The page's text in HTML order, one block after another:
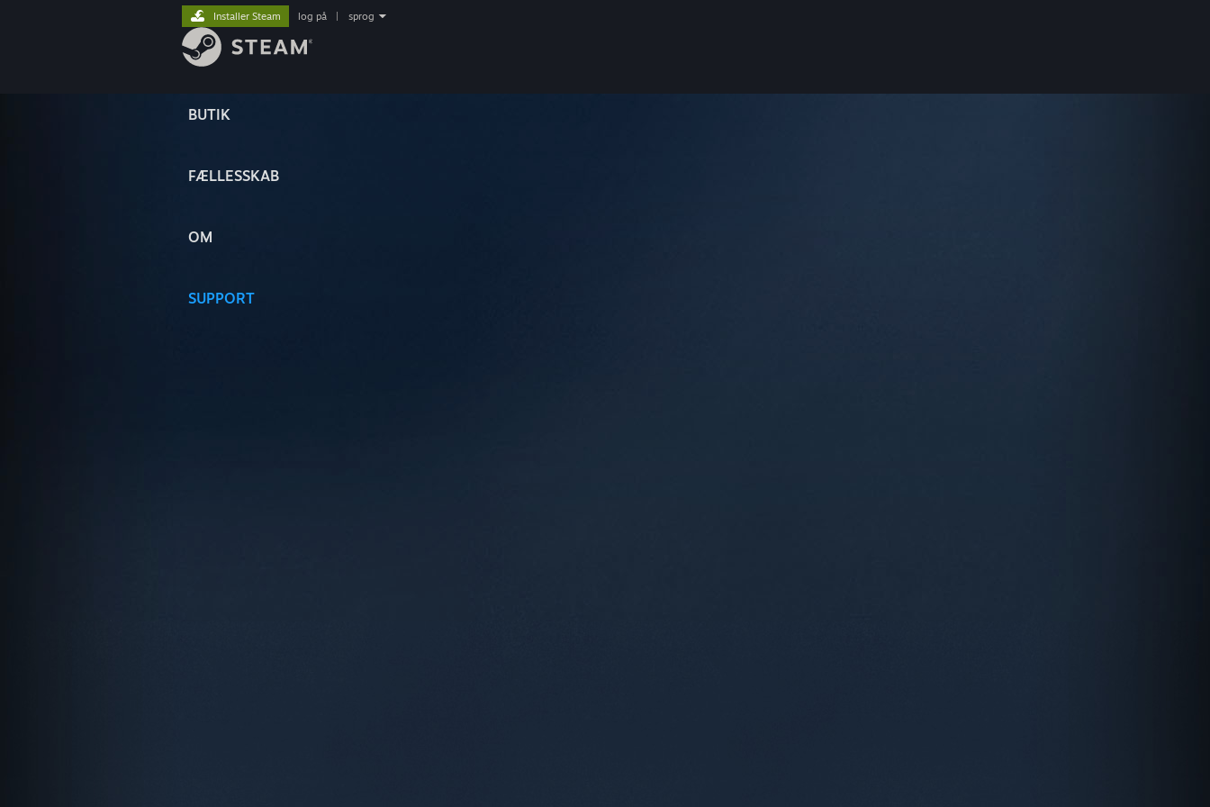
BUTIK
FÆLLESSKAB
OM
SUPPORT
Installer Steam log på sprog